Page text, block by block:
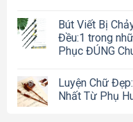
Bút Viết Bị
Đều:1 trong
Phục ĐÚNG
Luyện Chữ
Nhất Từ Phụ